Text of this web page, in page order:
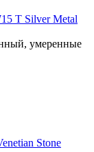
T Silver Metal
умеренные